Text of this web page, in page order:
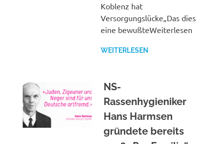
Koblenz hat
Versorgungslücke„Das dies
eine bewußteWeiterlesen
WEITERLESEN
NS-
Rassenhygieniker
Hans Harmsen
gründete bereits